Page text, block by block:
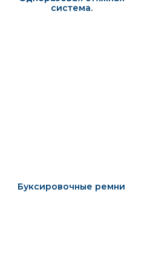
система.
Буксировочные ремни